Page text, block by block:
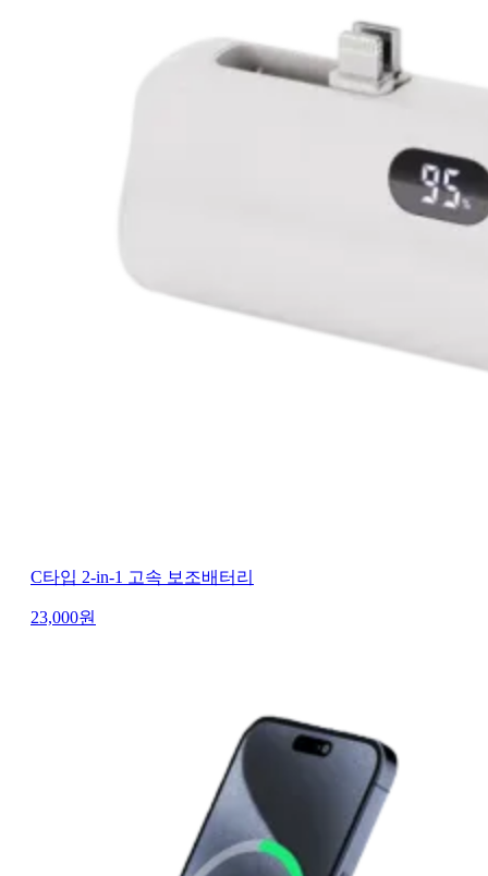
C타입 2-in-1 고속 보조배터리
23,000원